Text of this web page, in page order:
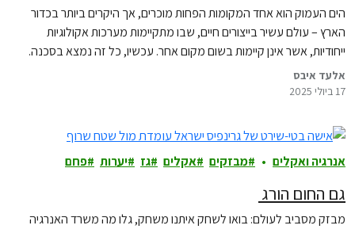
הים העמוק הוא אחד המקומות הפחות מוכרים, אך היקרים ביותר בכדור
הארץ – עולם עשיר בייצורים חיים, שבו מתקיימות מערכות אקולוגיות
ייחודיות, אשר אינן קיימות בשום מקום אחר. עכשיו, כל זה נמצא בסכנה.
אלעד איבס
17 ביולי 2025
אנרגיה ואקלים מבזקים אקלים גז יערות פחם
גם החום הורג
מבזק מסביב לעולם: בואו לשחק איתנו משחק, גלו מה משרד האנרגיה